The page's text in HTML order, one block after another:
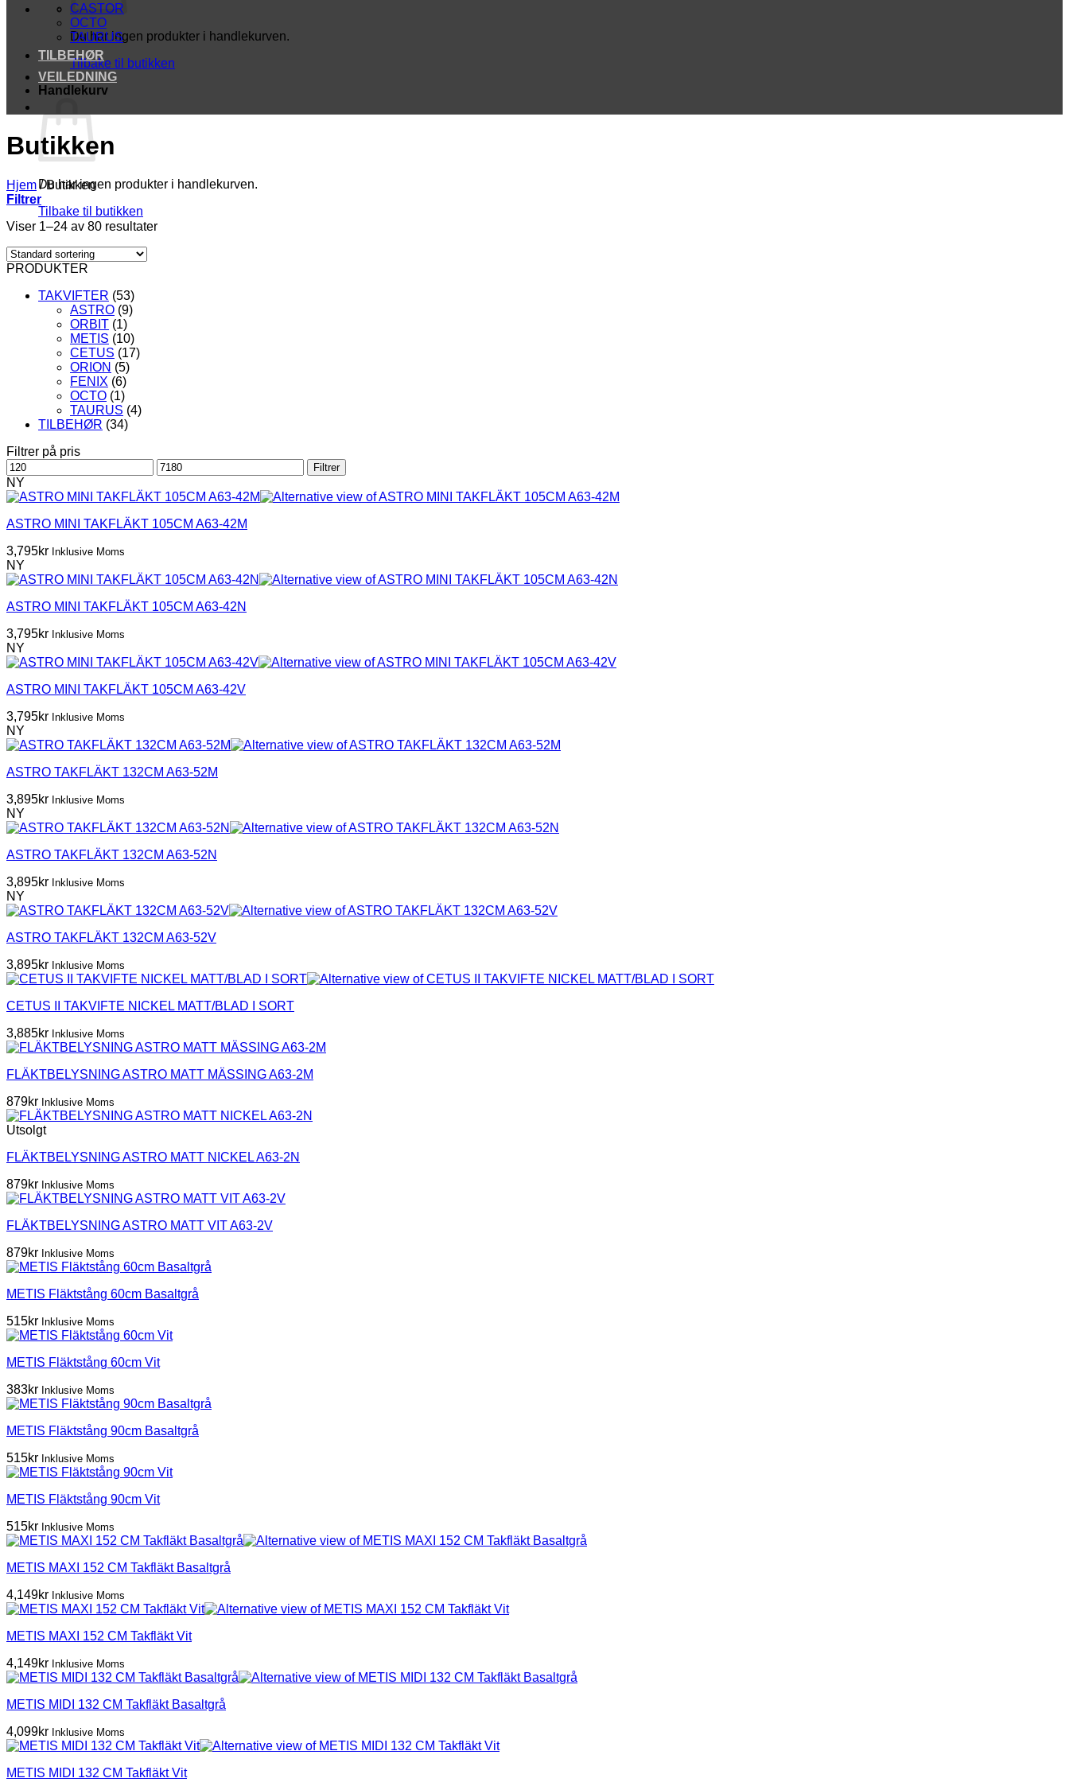
Du har ingen produkter i handlekurven.
Tilbake til butikken
Handlekurv
Du har ingen produkter i handlekurven.
Tilbake til butikken
CASTOR
OCTO
TAURUS
TILBEHØR
VEILEDNING
Butikken
Hjem /Butikken
Filtrer
Viser 1–24 av 80 resultater
PRODUKTER
TAKVIFTER (53)
ASTRO (9)
ORBIT (1)
METIS (10)
CETUS (17)
ORION (5)
FENIX (6)
OCTO (1)
TAURUS (4)
TILBEHØR (34)
Filtrer på pris
Min.
pris
Makspris Filtrer
NY
ASTRO MINI TAKFLÄKT 105CM A63-42M
3,795kr Inklusive Moms
NY
ASTRO MINI TAKFLÄKT 105CM A63-42N
3,795kr Inklusive Moms
NY
ASTRO MINI TAKFLÄKT 105CM A63-42V
3,795kr Inklusive Moms
NY
ASTRO TAKFLÄKT 132CM A63-52M
3,895kr Inklusive Moms
NY
ASTRO TAKFLÄKT 132CM A63-52N
3,895kr Inklusive Moms
NY
ASTRO TAKFLÄKT 132CM A63-52V
3,895kr Inklusive Moms
CETUS II TAKVIFTE NICKEL MATT/BLAD I SORT
3,885kr Inklusive Moms
FLÄKTBELYSNING ASTRO MATT MÄSSING A63-2M
879kr Inklusive Moms
Utsolgt
FLÄKTBELYSNING ASTRO MATT NICKEL A63-2N
879kr Inklusive Moms
FLÄKTBELYSNING ASTRO MATT VIT A63-2V
879kr Inklusive Moms
METIS Fläktstång 60cm Basaltgrå
515kr Inklusive Moms
METIS Fläktstång 60cm Vit
383kr Inklusive Moms
METIS Fläktstång 90cm Basaltgrå
515kr Inklusive Moms
METIS Fläktstång 90cm Vit
515kr Inklusive Moms
METIS MAXI 152 CM Takfläkt Basaltgrå
4,149kr Inklusive Moms
METIS MAXI 152 CM Takfläkt Vit
4,149kr Inklusive Moms
METIS MIDI 132 CM Takfläkt Basaltgrå
4,099kr Inklusive Moms
METIS MIDI 132 CM Takfläkt Vit